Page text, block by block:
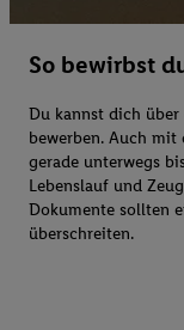
So bewirbst
Du kannst dich
bewerben. Auch mit
gerade unterwegs
Lebenslauf und
Dokumente sollten
überschreiten.